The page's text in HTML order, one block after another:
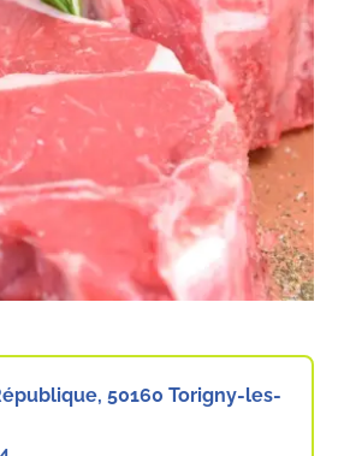
50160 Torigny-les-